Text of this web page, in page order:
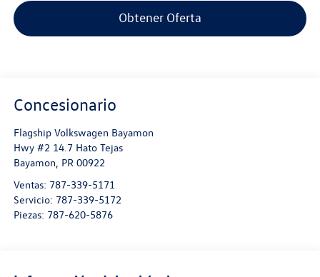
Obtener Oferta
Concesionario
Flagship Volkswagen Bayamon
Hwy #2 14.7 Hato Tejas
Bayamon, PR 00922
Ventas: 787-339-5171
Servicio: 787-339-5172
Piezas: 787-620-5876